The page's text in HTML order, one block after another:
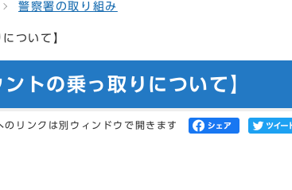
警察署の取り組み
ついて】
トの乗っ取りについて】
のリンクは別ウィンドウで開きます